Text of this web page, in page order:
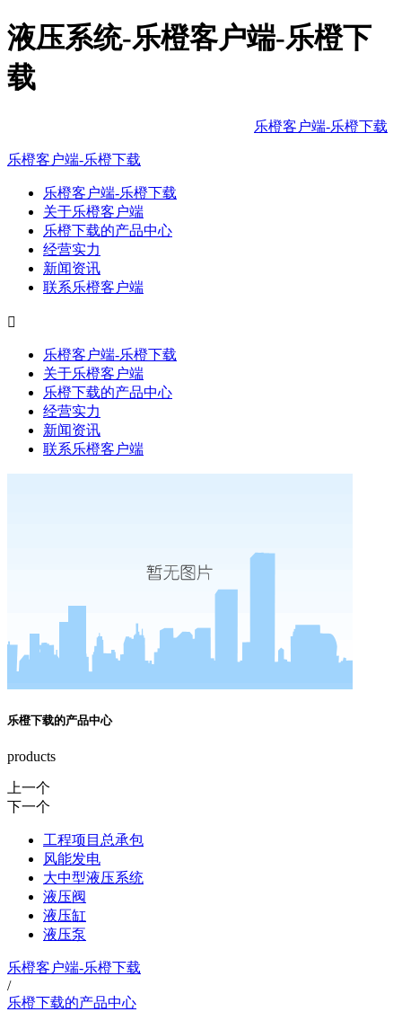
液压系统-乐橙客户端-乐橙下
载
乐橙客户端-乐橙下载
乐橙客户端-乐橙下载
乐橙客户端-乐橙下载
关于乐橙客户端
乐橙下载的产品中心
经营实力
新闻资讯
联系乐橙客户端

乐橙客户端-乐橙下载
关于乐橙客户端
乐橙下载的产品中心
经营实力
新闻资讯
联系乐橙客户端
乐橙下载的产品中心
products
上一个
下一个
工程项目总承包
风能发电
大中型液压系统
液压阀
液压缸
液压泵
乐橙客户端-乐橙下载
/
乐橙下载的产品中心